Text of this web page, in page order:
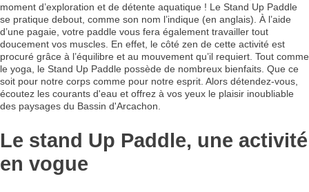
moment d’exploration et de détente aquatique ! Le Stand Up Paddle
se pratique debout, comme son nom l’indique (en anglais). À l’aide
d’une pagaie, votre paddle vous fera également travailler tout
doucement vos muscles. En effet, le côté zen de cette activité est
procuré grâce à l’équilibre et au mouvement qu’il requiert. Tout comme
le yoga, le Stand Up Paddle possède de nombreux bienfaits. Que ce
soit pour notre corps comme pour notre esprit. Alors détendez-vous,
écoutez les courants d'eau et offrez à vos yeux le plaisir inoubliable
des paysages du Bassin d'Arcachon.
Le stand Up Paddle, une activité
en vogue